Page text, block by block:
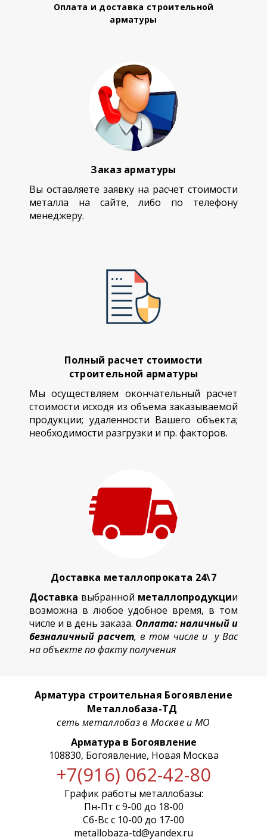
Оплата и доставка строительной
арматуры
Заказ арматуры
Вы оставляете заявку на расчет стоимости
металла на сайте, либо по телефону
менеджеру.
Полный расчет стоимости
строительной арматуры
Мы осуществляем окончательный расчет
стоимости исходя из объема заказываемой
продукции; удаленности Вашего объекта;
необходимости разгрузки и пр. факторов.
Доставка металлопроката 24\7
Доставка выбранной металлопродукции
возможна в любое удобное время, в том
числе и в день заказа. Оплата: наличный и
безналичный расчет, в том числе и у Вас
на объекте по факту получения
Арматура строительная Богоявление
Металлобаза-ТД
сеть металлобаз в Москве и МО
Арматура в Богоявление
108830, Богоявление, Новая Москва
+7(916) 062-42-80
График работы металлобазы:
Пн-Пт с 9-00 до 18-00
Сб-Вс с 10-00 до 17-00
metallobaza-td@yandex.ru